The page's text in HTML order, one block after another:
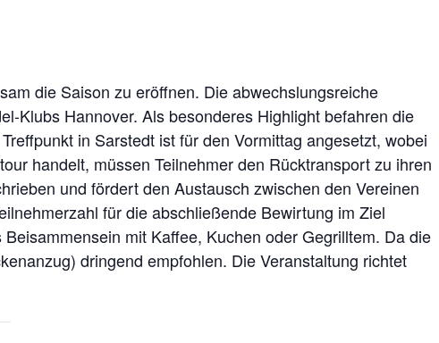
die Saison zu eröffnen. Die abwechslungsreiche
Klubs Hannover. Als besonderes Highlight befahren die
in Sarstedt ist für den Vormittag angesetzt, wobei
handelt, müssen Teilnehmer den Rücktransport zu ihren
und fördert den Austausch zwischen den Vereinen
für die abschließende Bewirtung im Ziel
mit Kaffee, Kuchen oder Gegrilltem. Da die
dringend empfohlen. Die Veranstaltung richtet